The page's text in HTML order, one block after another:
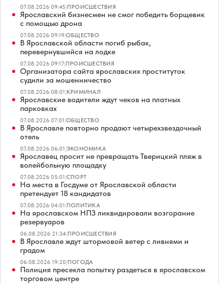
07.08.2026 09:45|ПРОИСШЕСТВИЯ
Ярославский бизнесмен не смог победить борщевик
с помощью дрона
07.08.2026 09:19|ОБЩЕСТВО
В Ярославской области погиб рыбак,
перевернувшийся на лодке
07.08.2026 09:17|ПРОИСШЕСТВИЯ
Организатора сайта ярославских проституток
судили за мошенничество
07.08.2026 08:01|КРИМИНАЛ
Ярославские водители ждут чеков на платных
парковках
07.08.2026 07:01|ОБЩЕСТВО
В Ярославле повторно продают четырехзвездочный
отель
07.08.2026 06:01|ЭКОНОМИКА
Ярославец просит не превращать Тверицкий пляж в
волейбольную площадку
07.08.2026 05:01|СПОРТ
На места в Госдуме от Ярославской области
претендует 18 кандидатов
07.08.2026 04:01|ПОЛИТИКА
На ярославском НПЗ ликвидировали возгорание
резервуаров
06.08.2026 21:34|ПРОИСШЕСТВИЯ
В Ярославле ждут штормовой ветер с ливнями и
градом
06.08.2026 19:20|ПОГОДА
Полиция пресекла попытку раздеться в ярославском
торговом центре